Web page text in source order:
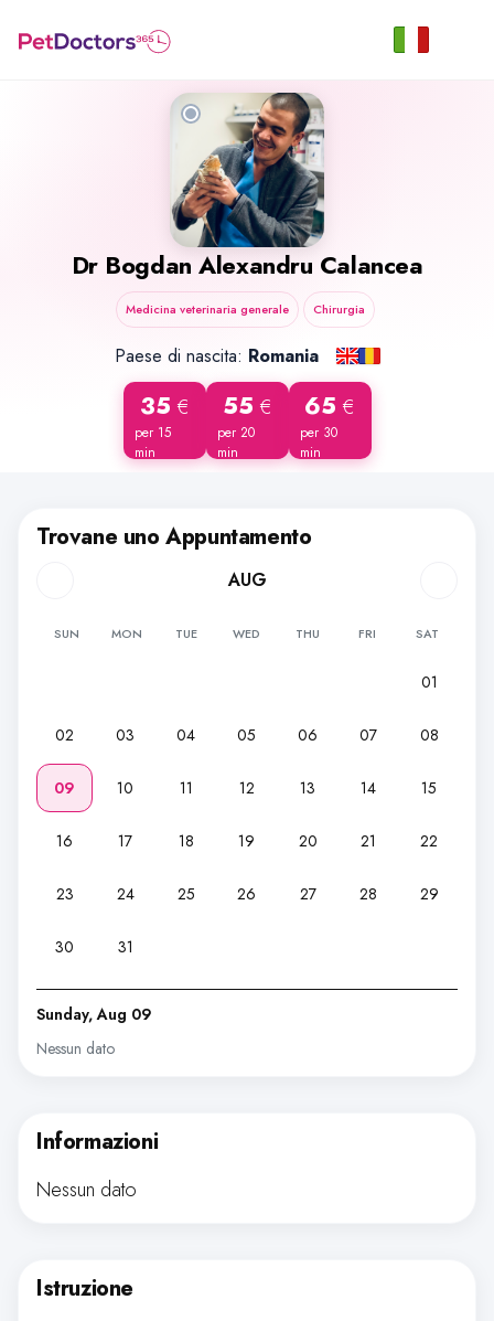
Dr Bogdan Alexandru Calancea
Medicina veterinaria generale Chirurgia
Paese di nascita: Romania
35 €
per 15
min
55 €
per 20
min
65 €
per 30
min
Trovane uno Appuntamento
AUG
SUN MON TUE WED THU FRI SAT
01
02 03 04 05 06 07 08
09 10 11 12 13 14 15
16 17 18 19 20 21 22
23 24 25 26 27 28 29
30 31
Sunday, Aug 09
Nessun dato
Informazioni
Nessun dato
Istruzione